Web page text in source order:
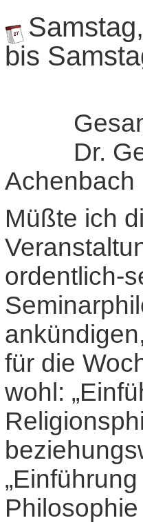
bis
Dr.
Achenbach
Müßte ich
ordentlich-
für die
wohl: